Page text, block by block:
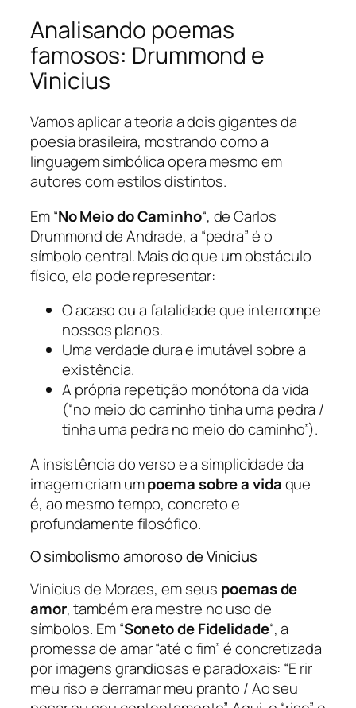
Analisando poemas
famosos: Drummond e
Vinicius
Vamos aplicar a teoria a dois gigantes da
poesia brasileira, mostrando como a
linguagem simbólica opera mesmo em
autores com estilos distintos.
Em “No Meio do Caminho“, de Carlos
Drummond de Andrade, a “pedra” é o
símbolo central. Mais do que um obstáculo
físico, ela pode representar:
O acaso ou a fatalidade que interrompe
nossos planos.
Uma verdade dura e imutável sobre a
existência.
A própria repetição monótona da vida
(“no meio do caminho tinha uma pedra /
tinha uma pedra no meio do caminho”).
A insistência do verso e a simplicidade da
imagem criam umpoema sobre a vidaque
é, ao mesmo tempo, concreto e
profundamente filosófico.
O simbolismo amoroso de Vinicius
Vinicius de Moraes, em seus poemas de
amor, também era mestre no uso de
símbolos. Em “Soneto de Fidelidade“, a
promessa de amar “até o fim” é concretizada
por imagens grandiosas e paradoxais: “E rir
meu riso e derramar meu pranto / Ao seu